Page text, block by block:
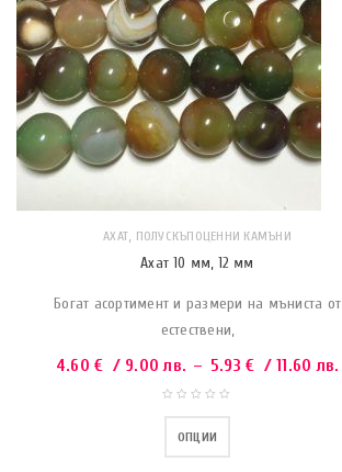
АХАТ, ПОЛУСКЪПОЦЕННИ КАМЪНИ
Ахат 10 мм, 12 мм
Богат асортимент и размери на мъниста от
естествени,
4.60 € / 9.00 лв. – 5.93 € / 11.60 лв.
ОПЦИИ